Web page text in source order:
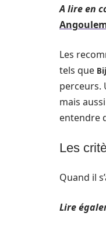
A lire en
Les
tels que
perceurs.
mais
entendre
Les
Quand il
Lire